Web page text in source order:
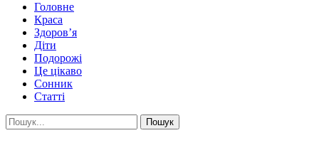
Головне
Краса
Здоров’я
Діти
Подорожі
Це цікаво
Сонник
Статті